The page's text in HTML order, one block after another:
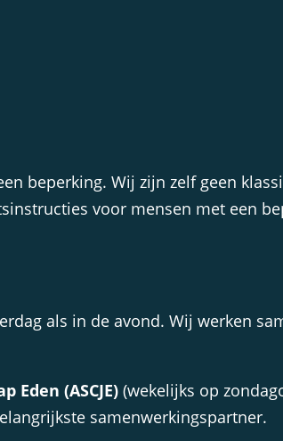
beperking. Wij zijn zelf geen
voor mensen met een
als in de avond. Wij werken
Eden (ASCJE)(wekelijks op
samenwerkingspartner.